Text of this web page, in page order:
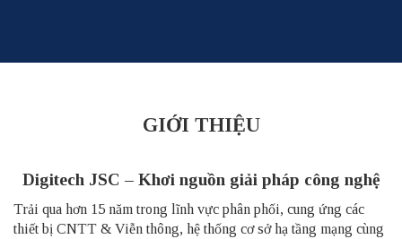
GIỚI THIỆU
Digitech JSC – Khơi nguồn giải pháp công nghệ
Trải qua hơn 15 năm trong lĩnh vực phân phối, cung ứng các
thiết bị CNTT & Viễn thông, hệ thống cơ sở hạ tầng mạng cùng